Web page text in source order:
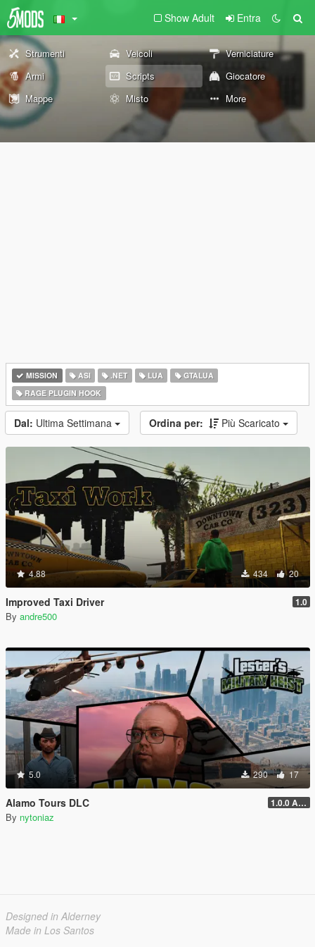
Show Adult Entra
Strumenti Veicoli
Verniciature
Armi
Scripts
Giocatore
Mappe
Misto More
MISSION ASI .NET LUA
GTALUA
RAGE PLUGIN HOOK
Dal: Ultima Settimana Ordina per: Più Scaricato
4.88 434 20
Improved Taxi Driver 1.0
By andre500
5.0 290 17
Alamo Tours DLC 1.0.0 Alpha
By nytoniaz
Designed in Alderney
Made in Los Santos